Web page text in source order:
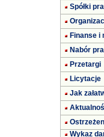
Spółki
Finanse i
Nabór
Przetargi
Licytacje
Jak
Wykaz